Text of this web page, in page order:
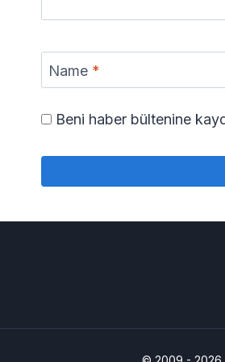
Name *
Beni haber bültenine